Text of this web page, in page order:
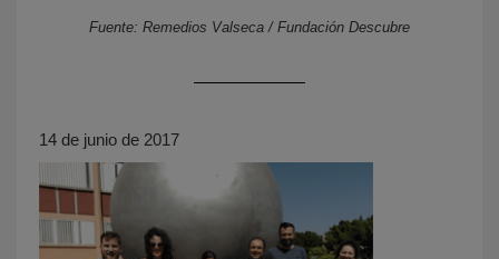
Fuente: Remedios Valseca / Fundación Descubre
14 de junio de 2017